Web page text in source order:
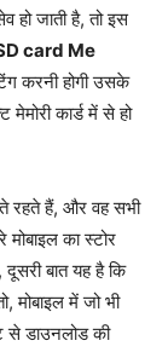
हो जाती है, तो इस
card Me
करनी होगी उसके
कार्ड में से हो
रहते हैं, और वह सभी
का स्टोर
दूसरी बात यह है कि
मोबाइल में जो भी
से डाउनलोड की